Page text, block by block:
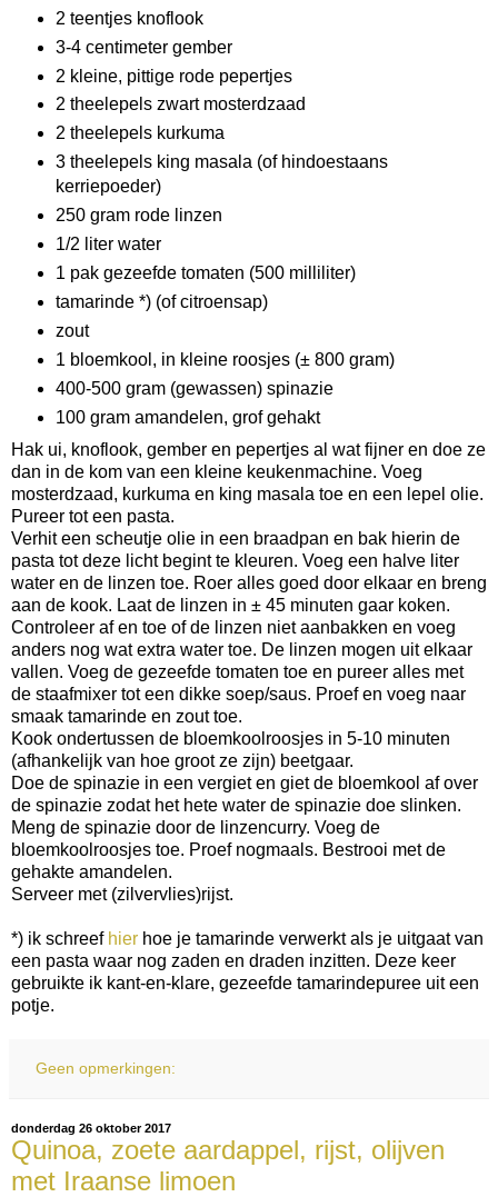
2 teentjes knoflook
3-4 centimeter gember
2 kleine, pittige rode pepertjes
2 theelepels zwart mosterdzaad
2 theelepels kurkuma
3 theelepels king masala (of hindoestaans
kerriepoeder)
250 gram rode linzen
1/2 liter water
1 pak gezeefde tomaten (500 milliliter)
tamarinde *) (of citroensap)
zout
1 bloemkool, in kleine roosjes (± 800 gram)
400-500 gram (gewassen) spinazie
100 gram amandelen, grof gehakt
Hak ui, knoflook, gember en pepertjes al wat fijner en doe ze
dan in de kom van een kleine keukenmachine. Voeg
mosterdzaad, kurkuma en king masala toe en een lepel olie.
Pureer tot een pasta.
Verhit een scheutje olie in een braadpan en bak hierin de
pasta tot deze licht begint te kleuren. Voeg een halve liter
water en de linzen toe. Roer alles goed door elkaar en breng
aan de kook. Laat de linzen in ± 45 minuten gaar koken.
Controleer af en toe of de linzen niet aanbakken en voeg
anders nog wat extra water toe. De linzen mogen uit elkaar
vallen. Voeg de gezeefde tomaten toe en pureer alles met
de staafmixer tot een dikke soep/saus. Proef en voeg naar
smaak tamarinde en zout toe.
Kook ondertussen de bloemkoolroosjes in 5-10 minuten
(afhankelijk van hoe groot ze zijn) beetgaar.
Doe de spinazie in een vergiet en giet de bloemkool af over
de spinazie zodat het hete water de spinazie doe slinken.
Meng de spinazie door de linzencurry. Voeg de
bloemkoolroosjes toe. Proef nogmaals. Bestrooi met de
gehakte amandelen.
Serveer met (zilvervlies)rijst.
*) ik schreef hier hoe je tamarinde verwerkt als je uitgaat van
een pasta waar nog zaden en draden inzitten. Deze keer
gebruikte ik kant-en-klare, gezeefde tamarindepuree uit een
potje.
Geen opmerkingen:
donderdag 26 oktober 2017
Quinoa, zoete aardappel, rijst, olijven
met Iraanse limoen